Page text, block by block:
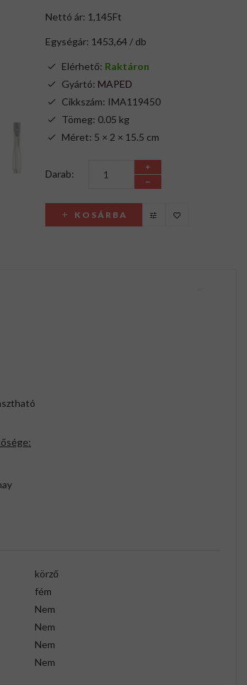
Nettó ár: 1,145Ft
Egységár: 1453,64 / db
Elérhető: Raktáron
Gyártó: MAPED
Cikkszám: IMA119450
Tömeg: 0.05 kg
Méret: 5 × 2 × 15.5 cm
Darab:
KOSÁRBA
körző
fém
Nem
Nem
Nem
Nem